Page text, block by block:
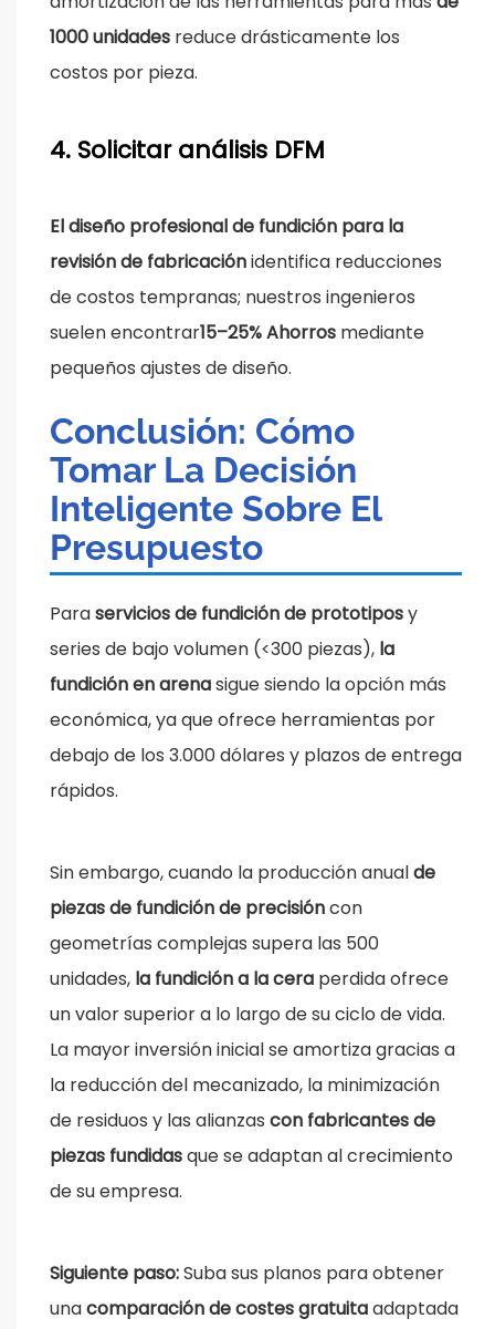
1000 unidades reduce drásticamente los
costos por pieza.
4. Solicitar análisis DFM
El diseño profesional de fundición para la
revisión de fabricaciónidentifica reducciones
de costos tempranas; nuestros ingenieros
suelen encontrar15–25%Ahorros mediante
pequeños ajustes de diseño.
Conclusión: Cómo
Tomar La Decisión
Inteligente Sobre El
Presupuesto
Paraservicios de fundición de prototiposy
series de bajo volumen (<300 piezas), la
fundición en arenasigue siendo la opción más
económica, ya que ofrece herramientas por
debajo de los 3.000 dólares y plazos de entrega
rápidos.
Sin embargo, cuando la producción anualde
piezas de fundición de precisióncon
geometrías complejas supera las 500
unidades, la fundición a la cera perdida ofrece
un valor superior a lo largo de su ciclo de vida.
La mayor inversión inicial se amortiza gracias a
la reducción del mecanizado, la minimización
de residuos y las alianzas con fabricantes de
piezas fundidasque se adaptan al crecimiento
de su empresa.
Siguiente paso:Suba sus planos para obtener
unacomparación de costes gratuitaadaptada